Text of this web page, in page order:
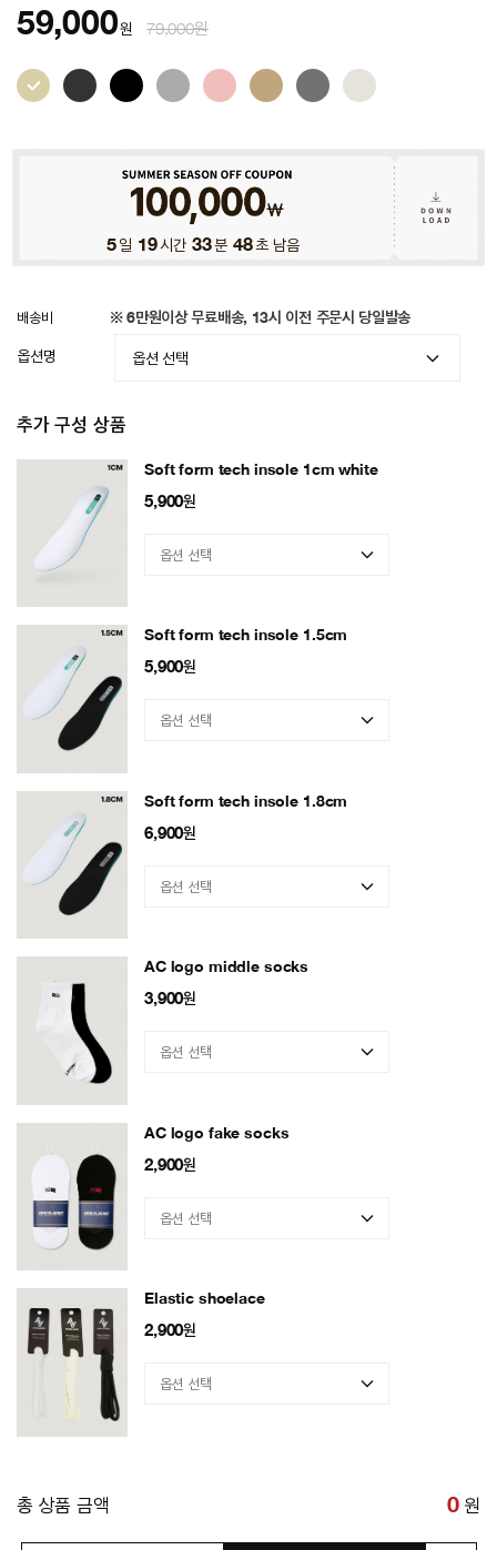
59,000원 79,000원
5일 19시간 33분 45초 남음
배송비 ※ 6만원이상 무료배송, 13시 이전 주문시 당일발송
옵션명
추가 구성 상품
Soft form tech insole 1cm white
5,900원
Soft form tech insole 1.5cm
5,900원
Soft form tech insole 1.8cm
6,900원
AC logo middle socks
3,900원
AC logo fake socks
2,900원
Elastic shoelace
2,900원
총 상품 금액 0 원